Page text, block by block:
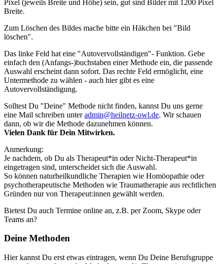
Pixel (jeweils Breite und Höhe) sein, gut sind Bilder mit 1200 Pixel
Breite.
Zum Löschen des Bildes mache bitte ein Häkchen bei "Bild
löschen".
Das linke Feld hat eine "Autovervollständigen"- Funktion. Gebe
einfach den (Anfangs-)buchstaben einer Methode ein, die passende
Auswahl erscheint dann sofort. Das rechte Feld ermöglicht, eine
Untermethode zu wählen - auch hier gibt es eine
Autovervollständigung.
Solltest Du "Deine" Methode nicht finden, kannst Du uns gerne
eine Mail schreiben unteradmin@heilnetz-owl.de. Wir schauen
dann, ob wir die Methode dazunehmen können.
Vielen Dank für Dein Mitwirken.
Anmerkung:
Je nachdem, ob Du als Therapeut*in oder Nicht-Therapeut*in
eingetragen sind, unterscheidet sich die Auswahl.
So können naturheilkundliche Therapien wie Homöopathie oder
psychotherapeutische Methoden wie Traumatherapie aus rechtlichen
Gründen nur von Therapeut:innen gewählt werden.
Bietest Du auch Termine online an, z.B. per Zoom, Skype oder
Teams an?
Deine Methoden
Hier kannst Du erst etwas eintragen, wenn Du Deine Berufsgruppe